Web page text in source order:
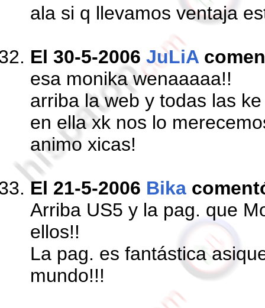
ala si q llevamos ventaja
El 30-5-2006 JuLiA
esa monika wenaaaaa!!
arriba la web y todas las
en ella xk nos lo
animo xicas!
El 21-5-2006 Bika
Arriba US5 y la pag. que
ellos!!
La pag. es fantástica
mundo!!!